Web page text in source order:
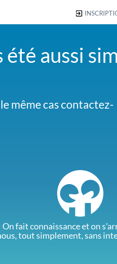
aussi
même cas contactez-
On fait connaissance et on
tout simplement, sans